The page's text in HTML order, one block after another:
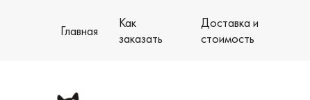
Главная
Как
заказать
Доставка и
стоимость